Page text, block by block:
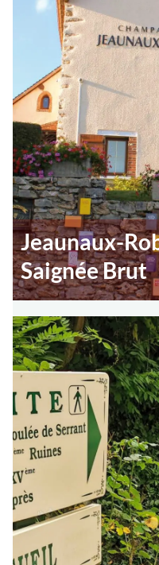
Jeaunaux-
Saignée Brut